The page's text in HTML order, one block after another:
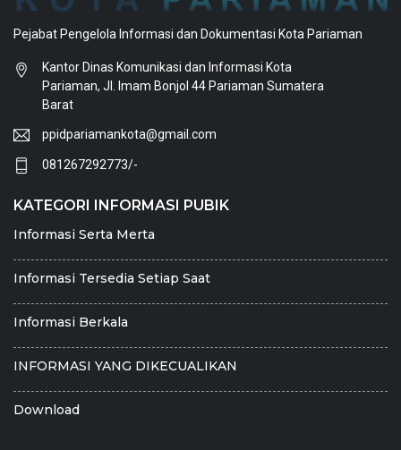
Pejabat Pengelola Informasi dan Dokumentasi Kota Pariaman
Kantor Dinas Komunikasi dan Informasi Kota
Pariaman, Jl. Imam Bonjol 44 Pariaman Sumatera
Barat
ppidpariamankota@gmail.com
081267292773/-
KATEGORI INFORMASI PUBIK
Informasi Serta Merta
Informasi Tersedia Setiap Saat
Informasi Berkala
INFORMASI YANG DIKECUALIKAN
Download